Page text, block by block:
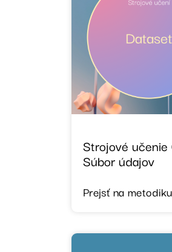
Strojové učenie
Súbor údajov
Prejsť na